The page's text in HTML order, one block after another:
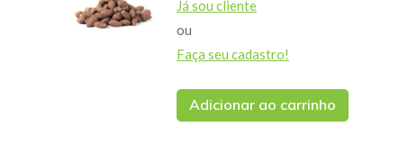
Já sou cliente
ou
Faça seu cadastro!
Adicionar ao carrinho